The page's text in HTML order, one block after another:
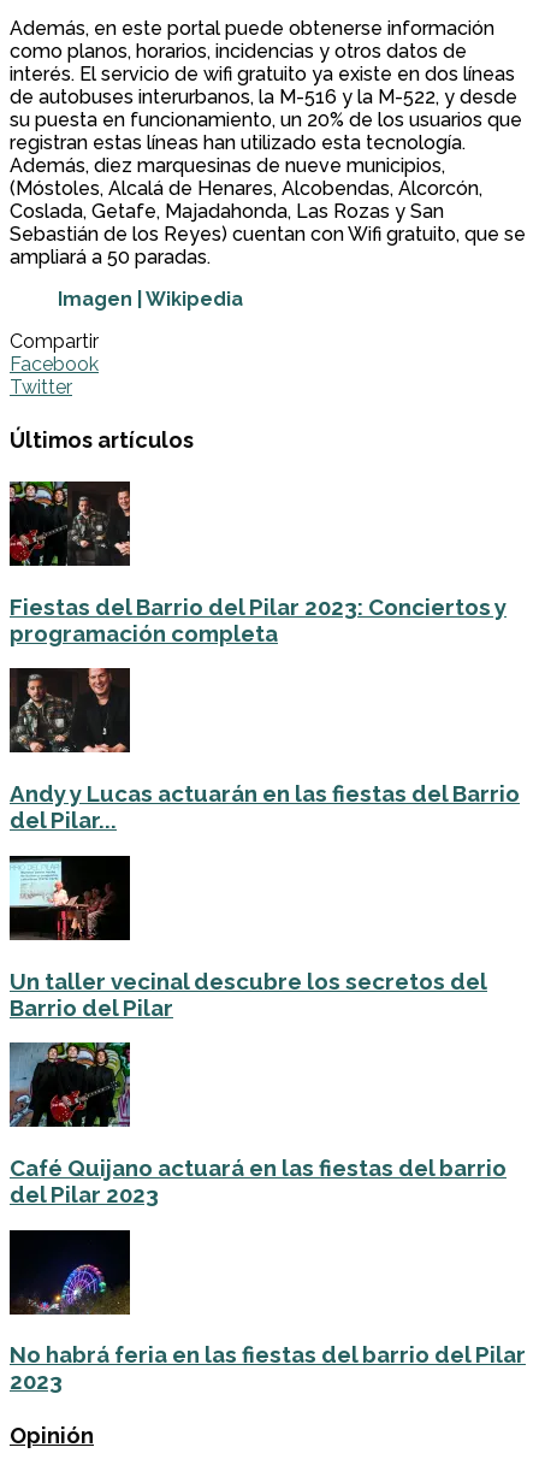
Además, en este portal puede obtenerse información
como planos, horarios, incidencias y otros datos de
interés. El servicio de wifi gratuito ya existe en dos líneas
de autobuses interurbanos, la M-516 y la M-522, y desde
su puesta en funcionamiento, un 20% de los usuarios que
registran estas líneas han utilizado esta tecnología.
Además, diez marquesinas de nueve municipios,
(Móstoles, Alcalá de Henares, Alcobendas, Alcorcón,
Coslada, Getafe, Majadahonda, Las Rozas y San
Sebastián de los Reyes) cuentan con Wifi gratuito, que se
ampliará a 50 paradas.
Imagen | Wikipedia
Compartir
Facebook
Twitter
Últimos artículos
Fiestas del Barrio del Pilar 2023: Conciertos y
programación completa
Andy y Lucas actuarán en las fiestas del Barrio
del Pilar...
Un taller vecinal descubre los secretos del
Barrio del Pilar
Café Quijano actuará en las fiestas del barrio
del Pilar 2023
No habrá feria en las fiestas del barrio del Pilar
2023
Opinión